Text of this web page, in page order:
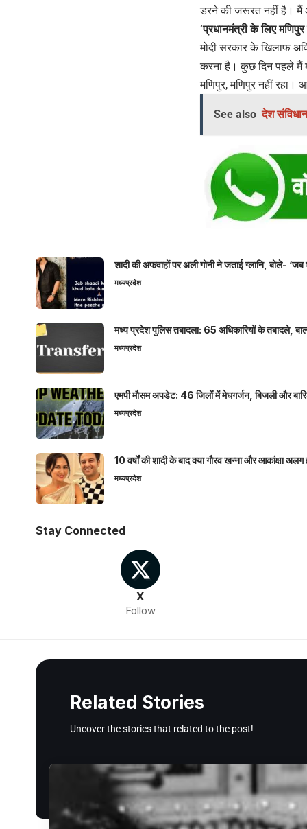
डरने की जरूरत नहीं है। मैं
‘प्रधानमंत्री के लिए
मोदी सरकार के खिलाफ
करना है। कुछ दिन पहले मैं
मणिपुर, मणिपुर नहीं रहा।
See also देश
शादी की अफवाहों पर अली गोनी ने जताई ग्लानि, बोले- ‘जब
मध्यप्रदेश
मध्य प्रदेश पुलिस तबादला: 65 अधिकारियों के तबादले,
मध्यप्रदेश
एमपी मौसम अपडेट: 46 जिलों में मेघगर्जन, बिजली और
मध्यप्रदेश
10 वर्षों की शादी के बाद क्या गौरव खन्ना और आकांक्षा
मध्यप्रदेश
Stay Connected
X
Follow
Related Stories
Uncover the stories that related to the post!